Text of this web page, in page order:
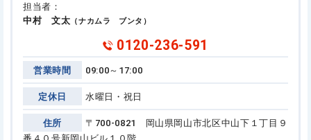
担当者：
中村 文太 （ナカムラ ブンタ）
0120-236-591
営業時間 09:00～17:00
定休日 水曜日・祝日
住所
〒700-0821 岡山県岡山市北区中山下１丁目９